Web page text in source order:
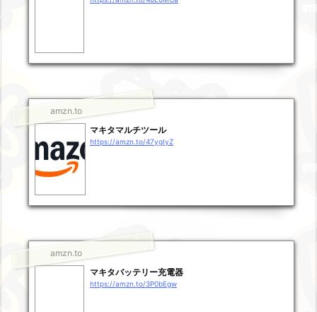
amzn.to
マキタマルチツール
https://amzn.to/47ygIyZ
amzn.to
マキタバッテリー充電器
https://amzn.to/3P0bEgw